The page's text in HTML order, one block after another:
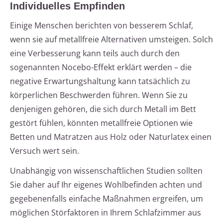
Individuelles Empfinden
Einige Menschen berichten von besserem Schlaf,
wenn sie auf metallfreie Alternativen umsteigen. Solch
eine Verbesserung kann teils auch durch den
sogenannten Nocebo-Effekt erklärt werden – die
negative Erwartungshaltung kann tatsächlich zu
körperlichen Beschwerden führen. Wenn Sie zu
denjenigen gehören, die sich durch Metall im Bett
gestört fühlen, könnten metallfreie Optionen wie
Betten und Matratzen aus Holz oder Naturlatex einen
Versuch wert sein.
Unabhängig von wissenschaftlichen Studien sollten
Sie daher auf Ihr eigenes Wohlbefinden achten und
gegebenenfalls einfache Maßnahmen ergreifen, um
möglichen Störfaktoren in Ihrem Schlafzimmer aus